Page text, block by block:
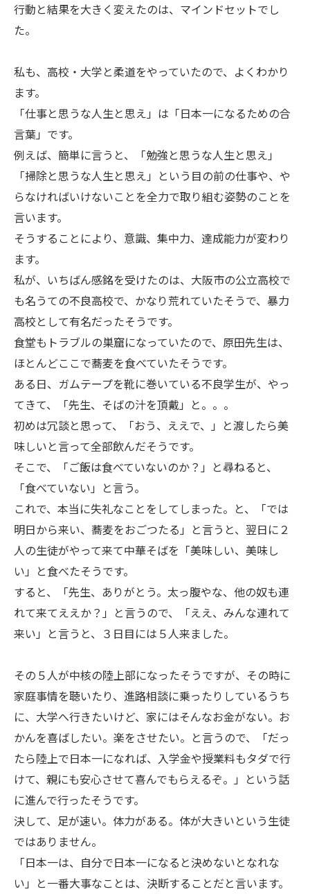
行動と結果を大きく変えたのは、マインドセットでし
た。
私も、高校・大学と柔道をやっていたので、よくわかり
ます。
「仕事と思うな人生と思え」は「日本一になるための合
言葉」です。
例えば、簡単に言うと、「勉強と思うな人生と思え」
「掃除と思うな人生と思え」という目の前の仕事や、や
らなければいけないことを全力で取り組む姿勢のことを
言います。
そうすることにより、意識、集中力、達成能力が変わり
ます。
私が、いちばん感銘を受けたのは、大阪市の公立高校で
も名うての不良高校で、かなり荒れていたそうで、暴力
高校として有名だったそうです。
食堂もトラブルの巣窟になっていたので、原田先生は、
ほとんどここで蕎麦を食べていたそうです。
ある日、ガムテープを靴に巻いている不良学生が、やっ
てきて、「先生、そばの汁を頂戴」と。。。
初めは冗談と思って、「おう、ええで、」と渡したら美
味しいと言って全部飲んだそうです。
そこで、「ご飯は食べていないのか？」と尋ねると、
「食べていない」と言う。
これで、本当に失礼なことをしてしまった。と、「では
明日から来い、蕎麦をおごつたる」と言うと、翌日に２
人の生徒がやって来て中華そばを「美味しい、美味し
い」と食べたそうです。
すると、「先生、ありがとう。太っ腹やな、他の奴も連
れて来てええか？」と言うので、「ええ、みんな連れて
来い」と言うと、３日目には５人来ました。
その５人が中核の陸上部になったそうですが、その時に
家庭事情を聴いたり、進路相談に乗ったりしているうち
に、大学へ行きたいけど、家にはそんなお金がない。お
かんを喜ばしたい。楽をさせたい。と言うので、「だっ
たら陸上で日本一になれば、入学金や授業料もタダで行
けて、親にも安心させて喜んでもらえるぞ。」という話
に進んで行ったそうです。
決して、足が速い。体力がある。体が大きいという生徒
ではありません。
「日本一は、自分で日本一になると決めないとなれな
い」と一番大事なことは、決断することだと言います。